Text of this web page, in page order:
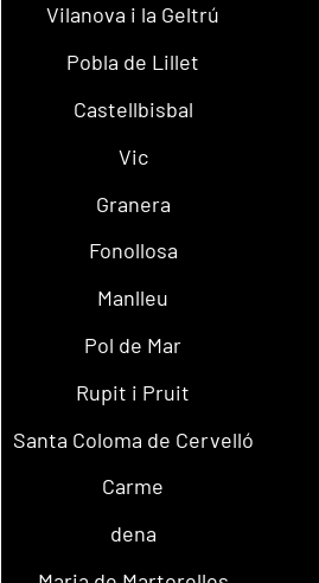
Vilanova i la Geltrú
Pobla de Lillet
Castellbisbal
Vic
Granera
Fonollosa
Manlleu
Pol de Mar
Rupit i Pruit
Santa Coloma de Cervelló
Carme
dena